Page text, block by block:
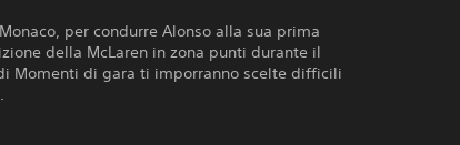
per condurre Alonso alla sua prima
della McLaren in zona punti durante il
Momenti di gara ti imporranno scelte difficili